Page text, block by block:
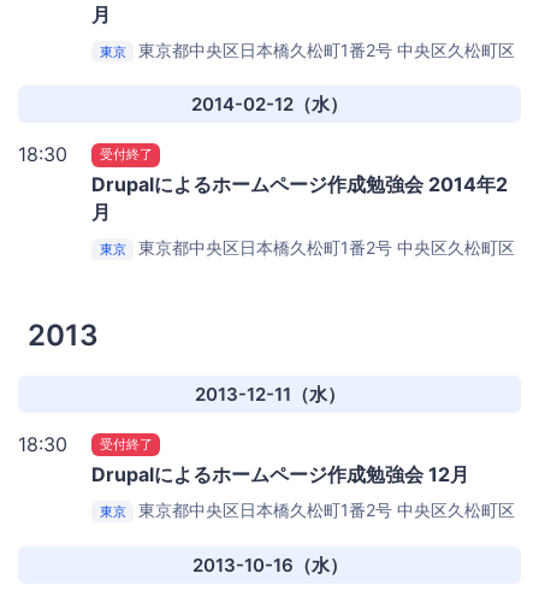
月
東京 東京都中央区日本橋久松町1番2号 中央区久松町区
2014-02-12（水）
18:30 受付終了
Drupalによるホームページ作成勉強会 2014年2
月
東京 東京都中央区日本橋久松町1番2号 中央区久松町区
2013
2013-12-11（水）
18:30 受付終了
Drupalによるホームページ作成勉強会 12月
東京 東京都中央区日本橋久松町1番2号 中央区久松町区
2013-10-16（水）